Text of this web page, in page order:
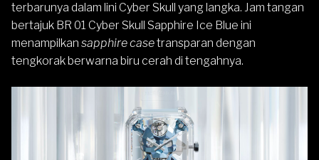
terbarunya dalam lini Cyber Skull yang langka. Jam tangan
bertajuk BR 01 Cyber Skull Sapphire Ice Blue ini
menampilkan sapphirecasetransparan dengan
tengkorak berwarna biru cerah di tengahnya.